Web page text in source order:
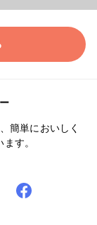
簡単においしく
す。